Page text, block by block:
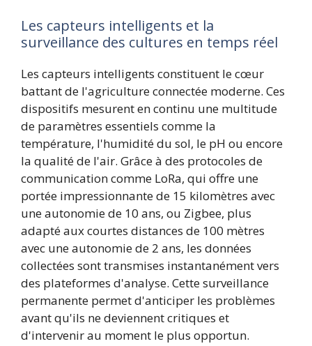
Les capteurs intelligents et la
surveillance des cultures en temps réel
Les capteurs intelligents constituent le cœur
battant de l'agriculture connectée moderne. Ces
dispositifs mesurent en continu une multitude
de paramètres essentiels comme la
température, l'humidité du sol, le pH ou encore
la qualité de l'air. Grâce à des protocoles de
communication comme LoRa, qui offre une
portée impressionnante de 15 kilomètres avec
une autonomie de 10 ans, ou Zigbee, plus
adapté aux courtes distances de 100 mètres
avec une autonomie de 2 ans, les données
collectées sont transmises instantanément vers
des plateformes d'analyse. Cette surveillance
permanente permet d'anticiper les problèmes
avant qu'ils ne deviennent critiques et
d'intervenir au moment le plus opportun.